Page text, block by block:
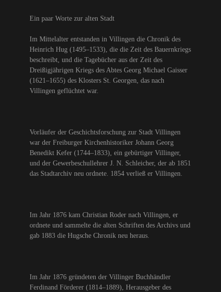
Ein paar Worte zur alten Stadt
Im Mittelalter entstanden in Villingen die Chronik des
Heinrich Hug (1495–1533), die die Zeit des Bauernkriegs
beschreibt, und die Tagebücher aus der Zeit des
Dreißigjährigen Kriegs des Abtes Georg Michael Gaisser
(1621–1655) des Klosters St. Georgen, das nach
Villingen geflüchtet war.
Vorläufer der Geschichtsforschung zur Stadt Villingen
war der Freiburger Kirchenhistoriker Johann Georg
Benedikt Kefer (1744–1833), ein gebürtiger Villinger,
und der Gewerbeschullehrer J. N. Schleicher, der ab 1851
das Stadtarchiv neu ordnete. 1854 verließ er Villingen.
Im Jahr 1876 kam Christian Roder nach Villingen, er
ordnete und sammelte die alten Schriften des Archivs und
gab 1883 die Hugsche Chronik neu heraus.
Im Jahr 1876 gründeten der Villinger Buchhändler
Ferdinand Förderer (1814–1889), Herausgeber des